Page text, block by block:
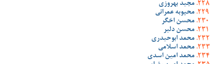
مجید بهروزی
محبوبه عمرانی
محسن اخگر
محسن دلیر
محمد ابوحیدری
محمد اسلامی
محمد امین اسدی